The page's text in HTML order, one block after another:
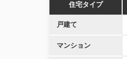
住宅タイプ
戸建て
マンション